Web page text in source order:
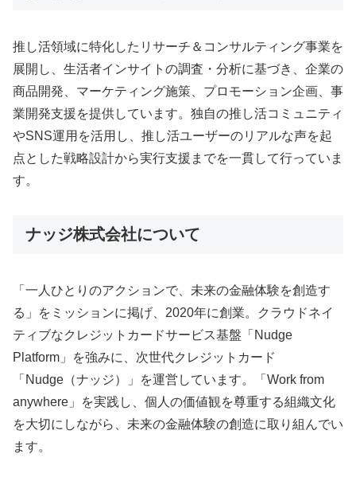
推し活領域に特化したリサーチ＆コンサルティング事業を
展開し、生活者インサイトの調査・分析に基づき、企業の
商品開発、マーケティング施策、プロモーション企画、事
業開発支援を提供しています。独自の推し活コミュニティ
やSNS運用を活用し、推し活ユーザーのリアルな声を起
点とした戦略設計から実行支援までを一貫して行っていま
す。
ナッジ株式会社について
「一人ひとりのアクションで、未来の金融体験を創造す
る」をミッションに掲げ、2020年に創業。クラウドネイ
ティブなクレジットカードサービス基盤「Nudge
Platform」を強みに、次世代クレジットカード
「Nudge（ナッジ）」を運営しています。「Work from
anywhere」を実践し、個人の価値観を尊重する組織文化
を大切にしながら、未来の金融体験の創造に取り組んでい
ます。